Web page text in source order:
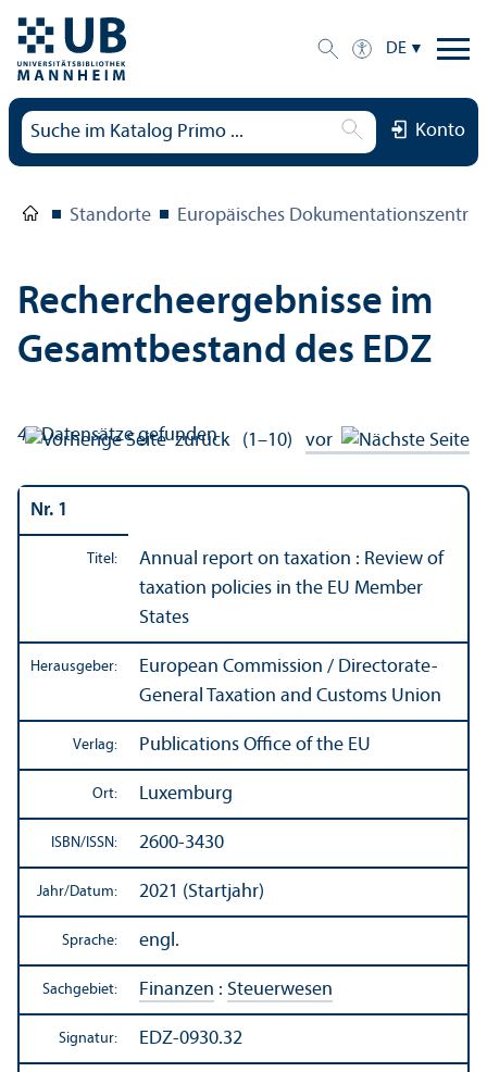
DE
Konto
Standorte Europäisches
Rechercheergebnisse im
Gesamtbestand des EDZ
49Datensätze gefunden
zurück (1–10) vor
Nr. 1
Titel:
Annual report on taxation : Review of
taxation policies in the EU Member
States
Herausgeber:
European Commission / Directorate-
General Taxation and Customs Union
Verlag: Publications Office of the EU
Ort: Luxemburg
ISBN/ ISSN: 2600-3430
Jahr/Datum: 2021 (Startjahr)
Sprache: engl.
Sachgebiet: Finanzen : Steuerwesen
Signatur: EDZ-0930.32